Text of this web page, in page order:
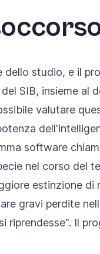
studio, e il
SIB, insieme al
valutare
software
nel corso del
estinzione di
gravi perdite
riprendesse". Il